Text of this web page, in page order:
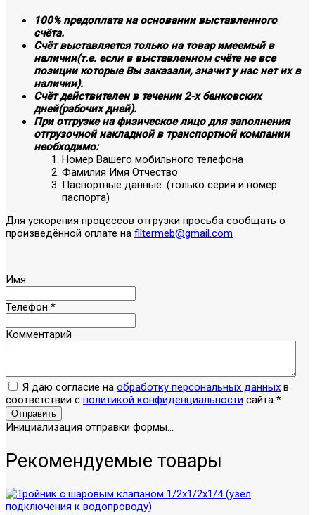
100% предоплата на основании выставленного
счёта.
Счёт выставляется только на товар имеемый в
наличии(т.е. если в выставленном счёте не все
позиции которые Вы заказали, значит у нас нет их в
наличии).
Счёт действителен в течении 2-х банковских
дней(рабочих дней).
При отгрузке на физическое лицо для заполнения
отгрузочной накладной в транспортной компании
необходимо:
Номер Вашего мобильного телефона
Фамилия Имя Отчество
Паспортные данные: (только серия и номер
паспорта)
Для ускорения процессов отгрузки просьба сообщать о
произведённой оплате на filtermeb@gmail.com
Имя
Телефон *
Комментарий
Я даю согласие на обработку персональных данных в
соответствии с политикой конфиденциальности сайта *
Отправить
Инициализация отправки формы...
Рекомендуемые товары